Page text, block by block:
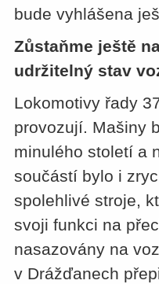
bude vyhlášena
Zůstaňme ještě
udržitelný stav
Lokomotivy řady
provozují. Mašiny
minulého století a
součástí bylo i
spolehlivé stroje,
svoji funkci na
nasazovány na
v Drážďanech